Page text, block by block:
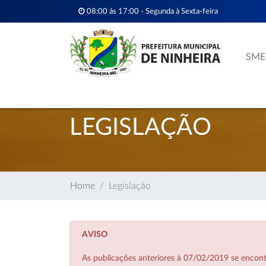
08:00 ás 17:00 - Segunda à Sexta-feira
SME
LEGISLAÇÃO
Home Legislação
AVISO
As publicações anteriores à 07/02/2019 se